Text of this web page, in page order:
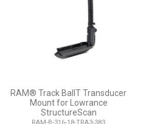
RAM® Track BallT Transducer
Mount for Lowrance
StructureScan